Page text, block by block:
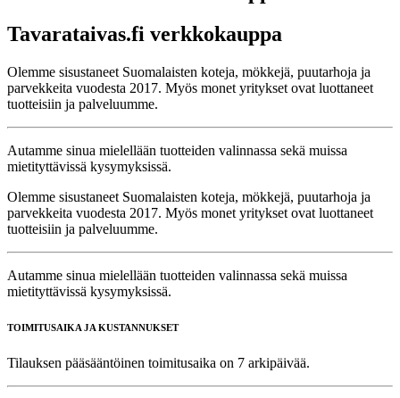
Tavarataivas.fi verkkokauppa
Olemme sisustaneet Suomalaisten koteja, mökkejä, puutarhoja ja
parvekkeita vuodesta 2017. Myös monet yritykset ovat luottaneet
tuotteisiin ja palveluumme.
Autamme sinua mielellään tuotteiden valinnassa sekä muissa
mietityttävissä kysymyksissä.
Olemme sisustaneet Suomalaisten koteja, mökkejä, puutarhoja ja
parvekkeita vuodesta 2017. Myös monet yritykset ovat luottaneet
tuotteisiin ja palveluumme.
Autamme sinua mielellään tuotteiden valinnassa sekä muissa
mietityttävissä kysymyksissä.
TOIMITUSAIKA JA KUSTANNUKSET
Tilauksen pääsääntöinen toimitusaika on 7 arkipäivää.